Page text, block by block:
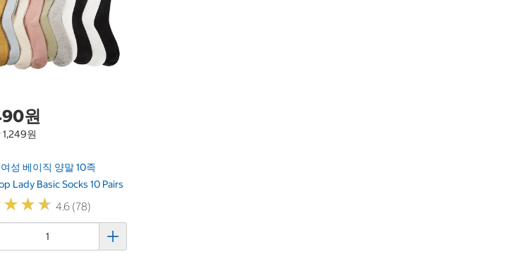
원
1,249원
성 베이직 양말 10족
Lady Basic Socks 10 Pairs
★★★
★★★ 4.6 (78)